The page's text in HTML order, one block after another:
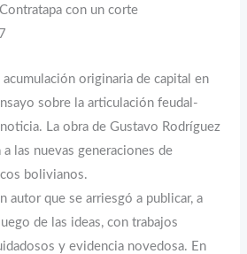
con un corte
acumulación originaria de capital en
sobre la articulación feudal-
La obra de Gustavo Rodríguez
las nuevas generaciones de
bolivianos.
autor que se arriesgó a publicar, a
de las ideas, con trabajos
y evidencia novedosa. En